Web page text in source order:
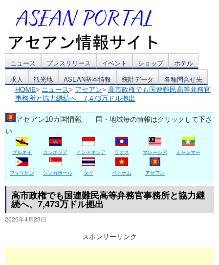
コ
ン
テ
ン
ツ
へ
ス
キ
ッ
ニュース プレスリリース イベント ショップ
ホテル
求人
観光地 ASEAN基本情報 統計データ 各種問合せ先
HOME> ニュース> アセアン> 高市政権でも国連難民高等弁務官
事務所と協力継続へ、7,473万ドル拠出
アセアン10カ国情報 国・地域毎の情報はクリックして下さ
い
ブルネイ カンボジア インドネシア ラオス マレーシア ミャンマー
フィリピン シンガポール タイ ベトナム アセアン
高市政権でも国連難民高等弁務官事務所と協力継
続へ、7,473万ドル拠出
2026年4月23日
スポンサーリンク